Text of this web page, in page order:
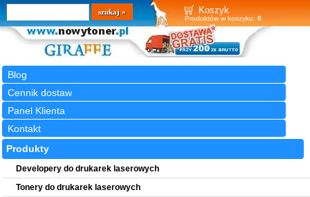
Koszyk
Produktów w koszyku: 0
Blog
Cennik dostaw
Panel Klienta
Kontakt
Wyszukiwarka
szukaj
Produkty
Developery do drukarek laserowych
Tonery do drukarek laserowych